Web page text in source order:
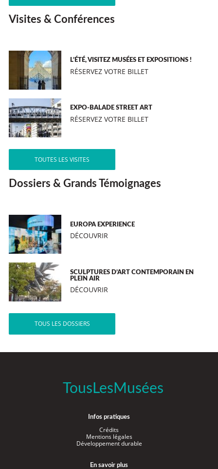
Visites & Conférences
L’ÉTÉ, VISITEZ MUSÉES ET EXPOSITIONS !
RÉSERVEZ VOTRE BILLET
EXPO-BALADE STREET ART
RÉSERVEZ VOTRE BILLET
TOUTES LES VISITES
Dossiers & Grands Témoignages
EUROPA EXPERIENCE
DÉCOUVRIR
SCULPTURES D’ART CONTEMPORAIN EN
PLEIN AIR
DÉCOUVRIR
TOUS LES DOSSIERS
TousLesMusées
Infos pratiques
Crédits
Mentions légales
Développement durable
En savoir plus